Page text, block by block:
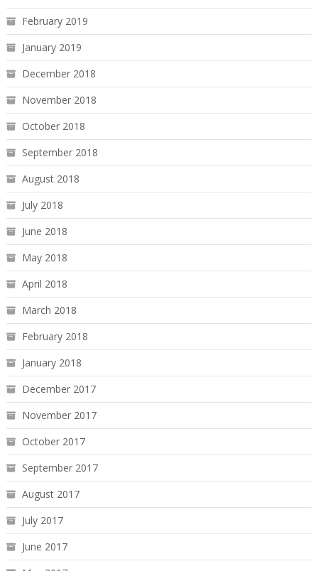
February 2019
January 2019
December 2018
November 2018
October 2018
September 2018
August 2018
July 2018
June 2018
May 2018
April 2018
March 2018
February 2018
January 2018
December 2017
November 2017
October 2017
September 2017
August 2017
July 2017
June 2017